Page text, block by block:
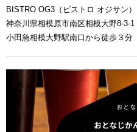
BISTRO OG3（ビストロ オジサン）
神奈川県相模原市南区相模大野8-3-1
小田急相模大野駅南口から徒歩３分